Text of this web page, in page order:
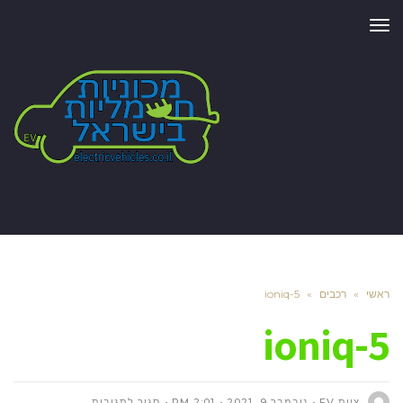
תפריט
ראשי » רכבים »
ioniq-5
ioniq-5